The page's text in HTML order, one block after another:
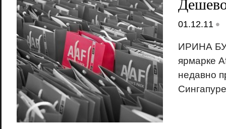
01.12.11 •
ИРИНА
ярмарке
недавно
Сингапуре